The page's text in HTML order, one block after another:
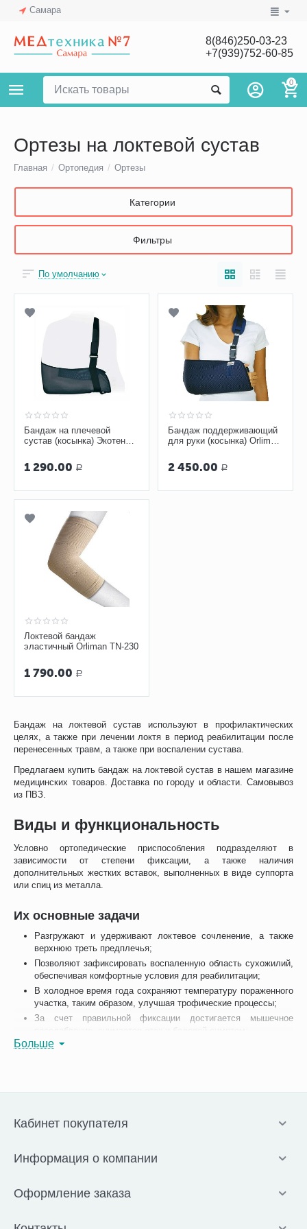
Самара
8(846)250-03-23
+7(939)752-60-85
0
Ортезы на локтевой сустав
Главная / Ортопедия / Ортезы
Категории
Фильтры
Бандаж на локтевой сустав используют в профилактических
целях, а также при лечении локтя в период реабилитации после
перенесенных травм, а также при воспалении сустава.
Предлагаем купить бандаж на локтевой сустав в нашем магазине
медицинских товаров. Доставка по городу и области. Самовывоз
из ПВЗ.
Виды и функциональность
Условно ортопедические приспособления подразделяют в
зависимости от степени фиксации, а также наличия
дополнительных жестких вставок, выполненных в виде суппорта
или спиц из металла.
Их основные задачи
Разгружают и удерживают локтевое сочленение, а также
верхнюю треть предплечья;
Позволяют зафиксировать воспаленную область сухожилий,
обеспечивая комфортные условия для реабилитации;
В холодное время года сохраняют температуру пораженного
участка, таким образом, улучшая трофические процессы;
За счет правильной фиксации достигается мышечное
расслабление, снимается отек и болевой симптом;
Способствуют скорейшему рассасыванию гематомы;
Основу выбора
приспособления
повреждения.
Больше
По умолчанию
Бандаж на плечевой
сустав (косынка) Экотен
1 290.00 Р
Бандаж поддерживающий
для руки (косынка) Orliman
2 450.00 Р
Локтевой бандаж
эластичный Orliman TN-230
1 790.00 Р
Кабинет покупателя
Информация о компании
Оформление заказа